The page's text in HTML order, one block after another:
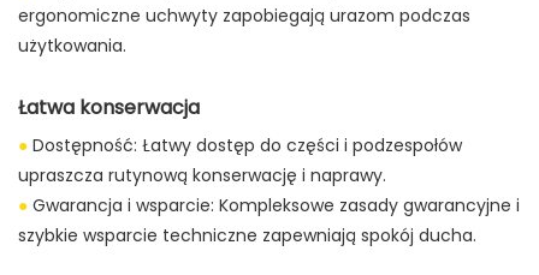
ergonomiczne uchwyty zapobiegają urazom podczas
użytkowania.
Łatwa konserwacja
● Dostępność: Łatwy dostęp do części i podzespołów
upraszcza rutynową konserwację i naprawy.
● Gwarancja i wsparcie: Kompleksowe zasady gwarancyjne i
szybkie wsparcie techniczne zapewniają spokój ducha.